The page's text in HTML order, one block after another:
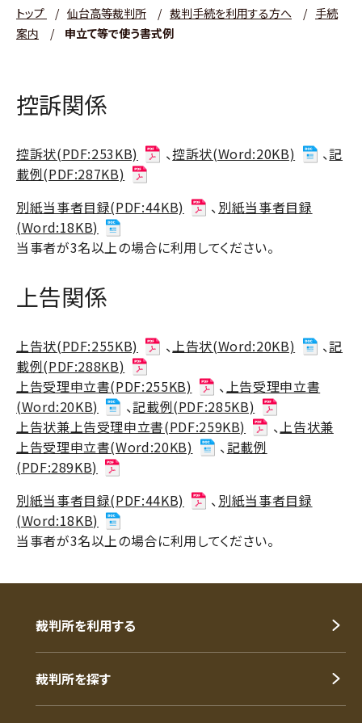
トップ / 仙台高等裁判所 / 裁判手続を利用する方へ / 手続
案内
/ 申立て等で使う書式例
控訴関係
控訴状(PDF:253KB) 、控訴状(Word:20KB) 、記
載例(PDF:287KB)
別紙当事者目録(PDF:44KB)
、 別紙当事者目録
(Word:18KB)
当事者が3名以上の場合に利用してください。
上告関係
上告状(PDF:255KB) 、 上告状(Word:20KB) 、記
載例(PDF:288KB)
上告受理申立書(PDF:255KB)
、 上告受理申立書
(Word:20KB)
、記載例(PDF:285KB)
上告状兼上告受理申立書(PDF:259KB)
、 上告状兼
上告受理申立書(Word:20KB)
、記載例
(PDF:289KB)
別紙当事者目録(PDF:44KB)
、 別紙当事者目録
(Word:18KB)
当事者が3名以上の場合に利用してください。
裁判所を利用する
裁判所を探す